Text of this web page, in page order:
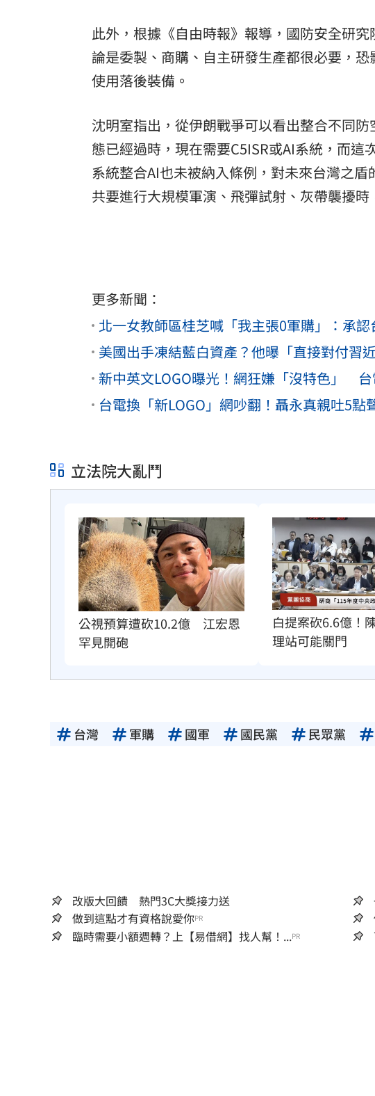
此外，根據《自由時報》報導，國防安全研究
論是委製、商購、自主研發生產都很必要，
使用落後裝備。
沈明室指出，從伊朗戰爭可以看出整合不同
態已經過時，現在需要C5ISR或AI系統，而這
系統整合AI也未被納入條例，對未來台灣之
共要進行大規模軍演、飛彈試射、灰帶襲擾
更多新聞：
北一女教師區桂芝喊「我主張0軍購」：承
美國出手凍結藍白資產？他曝「直接對付習
新中英文LOGO曝光！網狂嫌「沒特色」 台
台電換「新LOGO」網吵翻！聶永真親吐5點
立法院大亂鬥
公視預算遭砍10.2億　江宏恩
罕見開砲
白提案砍6.6億！
理站可能關門
台灣 軍購 國軍 國民黨 民眾黨
改版大回饋 熱門3C大獎接力送
做到這點才有資格說愛你PR
臨時需要小額週轉？上【易借網】找人幫！...PR